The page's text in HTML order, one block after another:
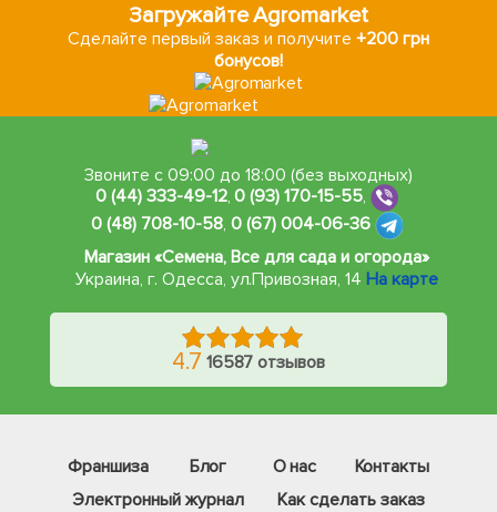
Загружайте Agromarket
Сделайте первый заказ и получите +200 грн
бонусов!
Звоните с 09:00 до 18:00 (без выходных)
0 (44) 333-49-12,0 (93) 170-15-55,
0 (48) 708-10-58, 0 (67) 004-06-36
Магазин «Семена, Все для сада и огорода»
Украина, г. Одесса, ул.Привозная, 14 На карте
4.7 16587 отзывов
Франшиза Блог О нас
Контакты
Электронный журнал
Как сделать заказ